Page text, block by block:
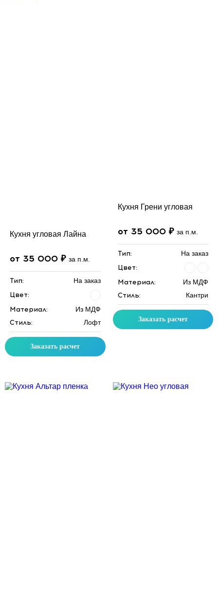
Кухня угловая Лайна
от 35 000 ₽ за п.м.
Тип: На заказ
Цвет:
Материал:
Из МДФ
Стиль: Лофт
Заказать расчет
Кухня Грени угловая
от 35 000 ₽ за п.м.
Тип: На заказ
Цвет:
Материал:
Из МДФ
Стиль: Кантри
Заказать расчет